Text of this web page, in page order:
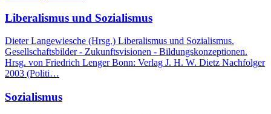
Liberalismus und Sozialismus
Dieter Langewiesche (Hrsg.) Liberalismus und Sozialismus.
Gesellschaftsbilder - Zukunftsvisionen - Bildungskonzeptionen.
Hrsg. von Friedrich Lenger Bonn: Verlag J. H. W. Dietz Nachfolger
2003 (Politi…
Sozialismus